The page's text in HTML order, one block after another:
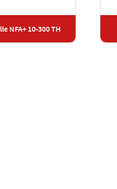
NFA+ 10-300 TH